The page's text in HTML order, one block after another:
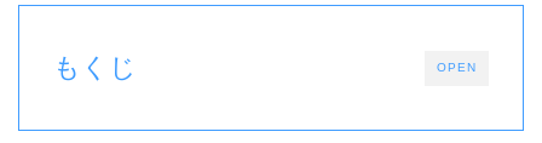
OPEN
もくじ